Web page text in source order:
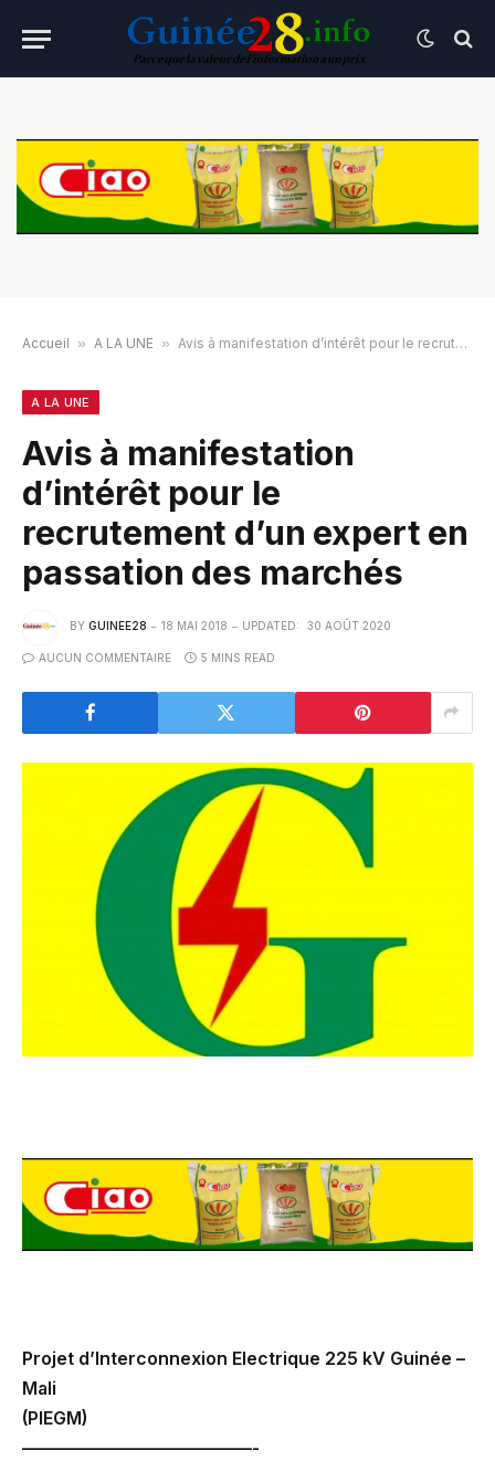
Accueil » A LA UNE » Avis à manifestation d’intérêt pour le recrutement d’un expert en passation des marchés
A LA UNE
Avis à manifestation
d’intérêt pour le
recrutement d’un expert en
passation des marchés
BY GUINEE28 18 MAI 2018 UPDATED: 30 AOÛT 2020
AUCUN COMMENTAIRE 5 MINS READ
Projet d’Interconnexion Electrique 225 kV Guinée –
Mali
(PIEGM)
—————————————-